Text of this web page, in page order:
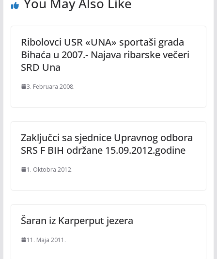
Ribolovci USR «UNA» sportaši grada
Bihaća u 2007.- Najava ribarske večeri
SRD Una
3. Februara 2008.
Zaključci sa sjednice Upravnog odbora
SRS F BIH održane 15.09.2012.godine
1. Oktobra 2012.
Šaran iz Karperput jezera
11. Maja 2011.